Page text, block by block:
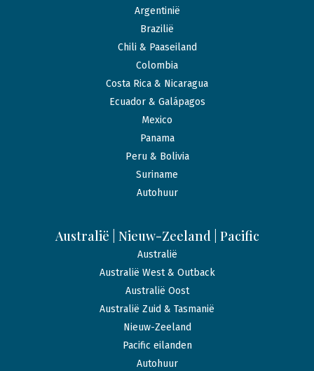
Argentinië
Brazilië
Chili & Paaseiland
Colombia
Costa Rica & Nicaragua
Ecuador & Galápagos
Mexico
Panama
Peru & Bolivia
Suriname
Autohuur
Australië | Nieuw-Zeeland | Pacific
Australië
Australië West & Outback
Australië Oost
Australië Zuid & Tasmanië
Nieuw-Zeeland
Pacific eilanden
Autohuur